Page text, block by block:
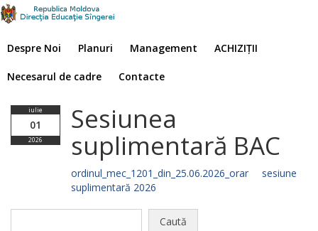
Despre Noi Planuri Management ACHIZIȚII
Necesarul de cadre Contacte
iulie
01
2026
Sesiunea
suplimentară BAC
ordinul_mec_1201_din_25.06.2026_orar sesiune
suplimentară 2026